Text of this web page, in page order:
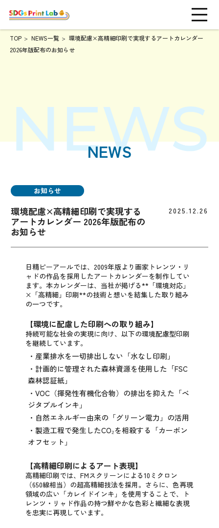
TOP NEWS一覧
環境配慮×高精細印刷で実現するアートカレンダー
2026年版配布のお知らせ
NEWS
お知らせ
環境配慮×高精細印刷で実現する
アートカレンダー 2026年版配布の
お知らせ
2025.12.26
日精ピーアールでは、2009年版より画家トレンツ・リ
ャドの作品を採用したアートカレンダーを制作してい
ます。本カレンダーは、当社が掲げる**「環境対応」
×「高精細」印刷**の技術と想いを結集した取り組み
の一つです。
【環境に配慮した印刷への取り組み】
持続可能な社会の実現に向け、以下の環境配慮型印刷
を継続しています。
・産業排水を一切排出しない「水なし印刷」
・計画的に管理された森林資源を使用した「FSC
森林認証紙」
・VOC（揮発性有機化合物）の排出を抑えた「ベ
ジタブルインキ」
・自然エネルギー由来の「グリーン電力」の活用
・製造工程で発生したCO₂を相殺する「カーボン
オフセット」
【高精細印刷によるアート表現】
高精細印刷では、FMスクリーンによる10ミクロン
（650線相当）の超高精細技法を採用。 さらに、色再現
領域の広い「カレイドインキ」を使用することで、ト
レンツ・リャド作品の持つ鮮やかな色彩と繊細な表現
を忠実に再現しています。